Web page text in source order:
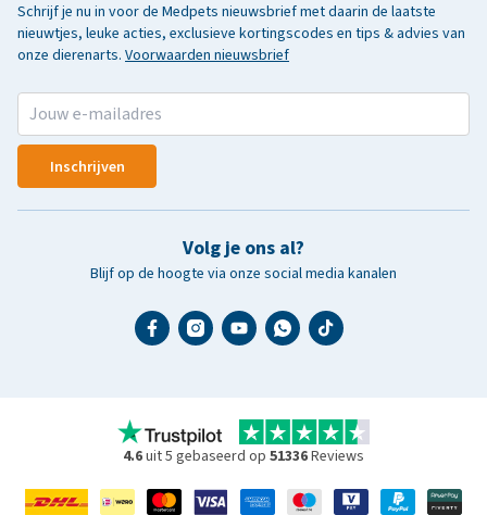
Schrijf je nu in voor de Medpets nieuwsbrief met daarin de laatste
nieuwtjes, leuke acties, exclusieve kortingscodes en tips & advies van
onze dierenarts. Voorwaarden nieuwsbrief
Inschrijven
Volg je ons al?
Blijf op de hoogte via onze social media kanalen
4.6uit 5 gebaseerd op 51336Reviews